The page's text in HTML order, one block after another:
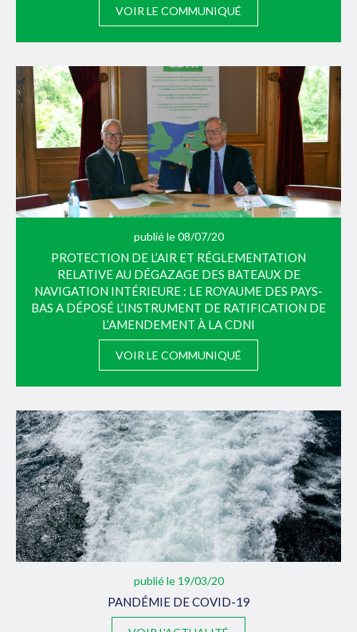
VOIR LE COMMUNIQUÉ
publié le 08/07/20
PROTECTION DE L’AIR ET RÉGLEMENTATION
RELATIVE AU DÉGAZAGE DES BATEAUX DE
NAVIGATION INTÉRIEURE : LE ROYAUME DES PAYS-
BAS A DÉPOSÉ L’INSTRUMENT DE RATIFICATION DE
L’AMENDEMENT À LA CDNI
VOIR LE COMMUNIQUÉ
publié le 19/03/20
PANDÉMIE DE COVID-19